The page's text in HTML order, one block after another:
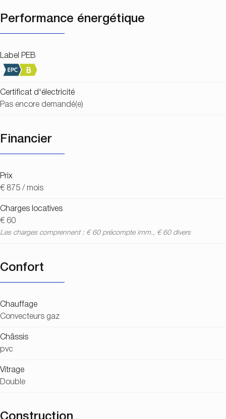
Performance énergétique
Label PEB
Certificat d'électricité
Pas encore demandé(e)
Financier
Prix
€ 875 / mois
Charges locatives
€ 60
Les charges comprennent : € 60 précompte imm., € 60 divers
Confort
Chauffage
Convecteurs gaz
Châssis
pvc
Vitrage
Double